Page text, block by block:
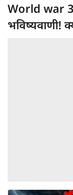
World war
भविष्यवाणी!